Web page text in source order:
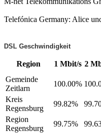
Telefónica Germany: Alice
DSL Geschwindigkeit
Region 1 Mbit/s 2
Gemeinde
Zeitlarn
100.00%
Kreis
Regensburg
99.82%
Region
Regensburg
99.75%